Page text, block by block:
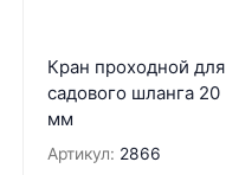
Кран проходной для
садового шланга 20
мм
Артикул: 2866